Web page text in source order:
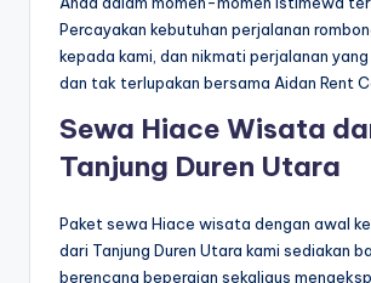
Percayakan kebutuhan perjalanan
kepada kami, dan nikmati perjalanan yang
dan tak terlupakan bersama Aidan Rent
Sewa Hiace Wisata
Tanjung Duren Utara
Paket sewa Hiace wisata dengan awal
dari Tanjung Duren Utara kami sediakan
berencana bepergian sekaligus